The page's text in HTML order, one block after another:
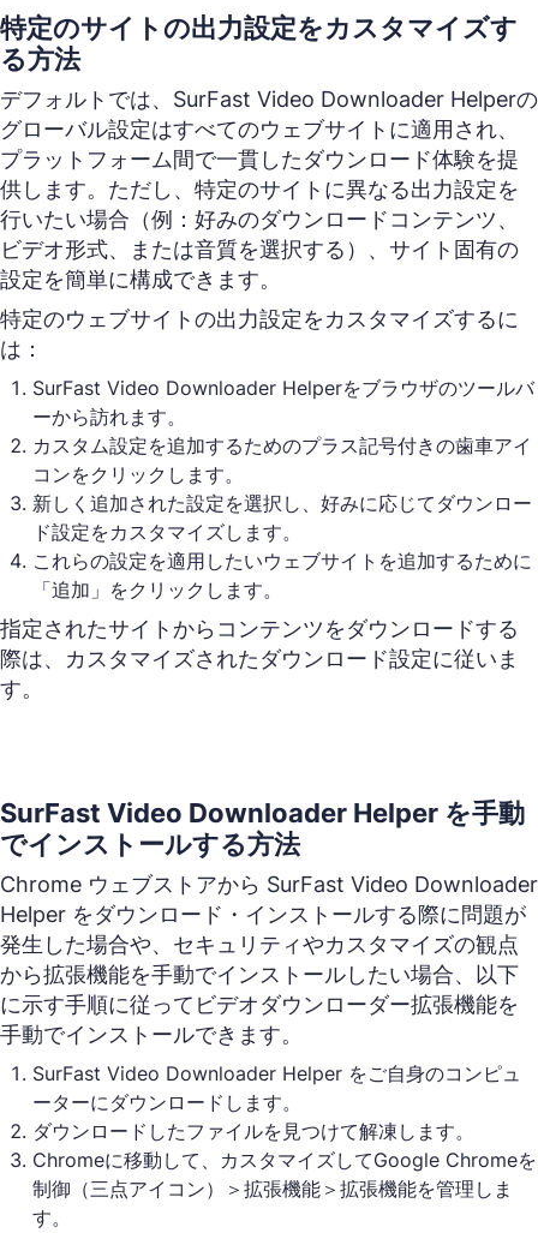
特定のサイトの出力設定をカスタマイズす
る方法
デフォルトでは、SurFast Video Downloader Helperの
グローバル設定はすべてのウェブサイトに適用され、
プラットフォーム間で一貫したダウンロード体験を提
供します。ただし、特定のサイトに異なる出力設定を
行いたい場合（例：好みのダウンロードコンテンツ、
ビデオ形式、または音質を選択する）、サイト固有の
設定を簡単に構成できます。
特定のウェブサイトの出力設定をカスタマイズするに
は：
SurFast Video Downloader Helperをブラウザのツールバ
ーから訪れます。
カスタム設定を追加するためのプラス記号付きの歯車アイ
コンをクリックします。
新しく追加された設定を選択し、好みに応じてダウンロー
ド設定をカスタマイズします。
これらの設定を適用したいウェブサイトを追加するために
「追加」をクリックします。
指定されたサイトからコンテンツをダウンロードする
際は、カスタマイズされたダウンロード設定に従いま
す。
SurFast Video Downloader Helper を手動
でインストールする方法
Chrome ウェブストアから SurFast Video Downloader
Helper をダウンロード・インストールする際に問題が
発生した場合や、セキュリティやカスタマイズの観点
から拡張機能を手動でインストールしたい場合、以下
に示す手順に従ってビデオダウンローダー拡張機能を
手動でインストールできます。
SurFast Video Downloader Helper をご自身のコンピュ
ーターにダウンロードします。
ダウンロードしたファイルを見つけて解凍します。
Chromeに移動して、カスタマイズしてGoogle Chromeを
制御（三点アイコン）＞拡張機能＞拡張機能を管理しま
す。